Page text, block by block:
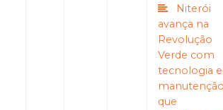
Niterói
avança na
Revolução
Verde com
tecnologia e
que